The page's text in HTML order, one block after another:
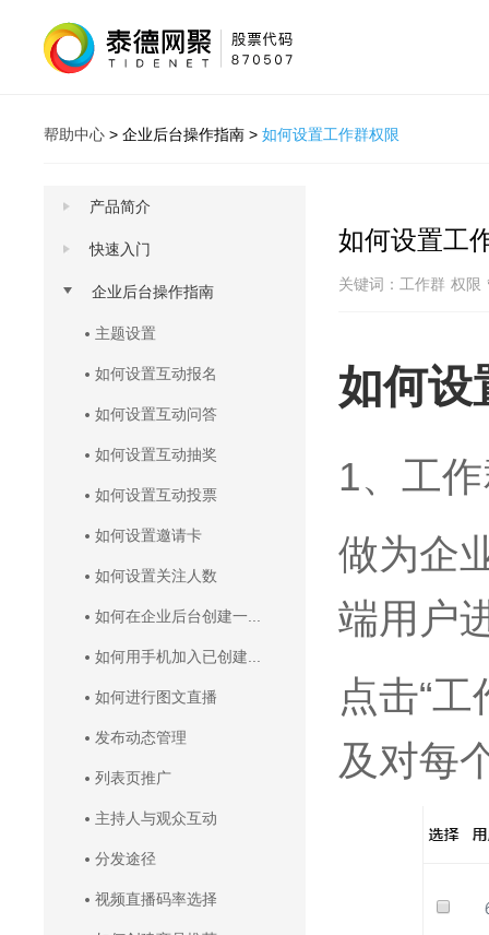
帮助中心 > 企业后台操作指南 > 如何设置工作群权限
产品简介
快速入门
企业后台操作指南
主题设置
如何设置互动报名
如何设置互动问答
如何设置互动抽奖
如何设置互动投票
如何设置邀请卡
如何设置关注人数
如何在企业后台创建一...
如何用手机加入已创建...
如何进行图文直播
发布动态管理
列表页推广
主持人与观众互动
分发途径
视频直播码率选择
如何设置工
关键词： 工作群 权限
如何设
1、工
做为企
端用户
点击“
及对每